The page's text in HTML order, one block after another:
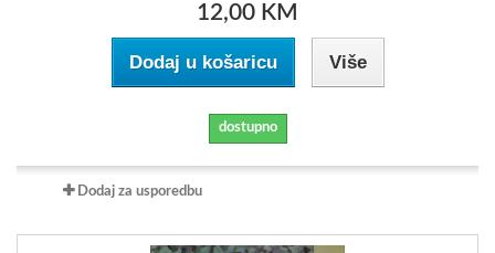
12,00 KM
Dodaj u košaricu Više
dostupno
Dodaj za usporedbu